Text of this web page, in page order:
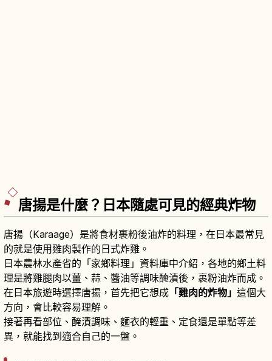
唐揚是什麼？日本隨處可見的經典炸物
唐揚（Karaage）是將食材裹粉後油炸的料理，在日本最常見
的就是使用雞肉製作的日式炸雞。
日本農林水產省的「家鄉料理」資料庫中介紹，各地的鄉土料
理是將雞腿肉以薑、蒜、醬油等調味醃漬後，裹粉油炸而成。
在日本旅遊時選擇唐揚，首先把它想成 「雞肉的炸物」 這個大
方向，會比較容易理解。
接著再看部位、醃漬調味、麵衣的輕重、定食還是單點等差
異，就能找到適合自己的一盤。